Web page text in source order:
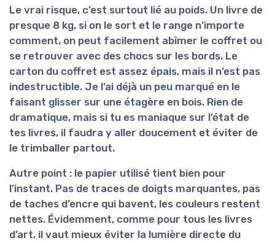
Le vrai risque, c’est surtout lié au poids. Un livre de
presque 8 kg, si on le sort et le range n’importe
comment, on peut facilement abîmer le coffret ou
se retrouver avec des chocs sur les bords. Le
carton du coffret est assez épais, mais il n’est pas
indestructible. Je l’ai déjà un peu marqué en le
faisant glisser sur une étagère en bois. Rien de
dramatique, mais si tu es maniaque sur l’état de
tes livres, il faudra y aller doucement et éviter de
le trimballer partout.
Autre point : le papier utilisé tient bien pour
l’instant. Pas de traces de doigts marquantes, pas
de taches d’encre qui bavent, les couleurs restent
nettes. Évidemment, comme pour tous les livres
d’art, il vaut mieux éviter la lumière directe du